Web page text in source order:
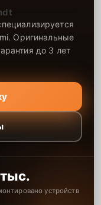
Оригинальные
до 3 лет
устройств